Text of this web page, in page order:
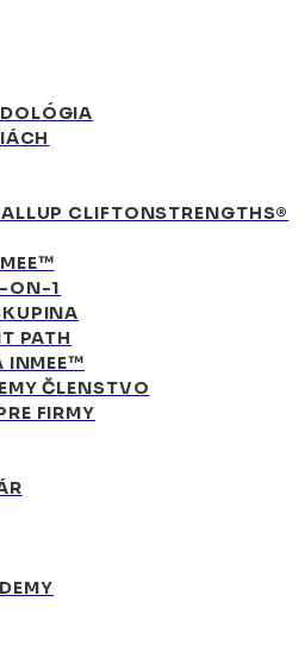
CLIFTONSTRENGTHS®
ON-1
PATH
INMEE™
ČLENSTVO
FIRMY